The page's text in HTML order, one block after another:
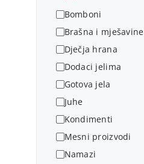
Bomboni
Brašna i mješavine
Dječja hrana
Dodaci jelima
Gotova jela
Juhe
Kondimenti
Mesni proizvodi
Namazi